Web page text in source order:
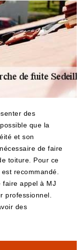
des
que la
et son
de faire
toiture. Pour ce
recommandé.
faire appel à MJ
professionnel.
des